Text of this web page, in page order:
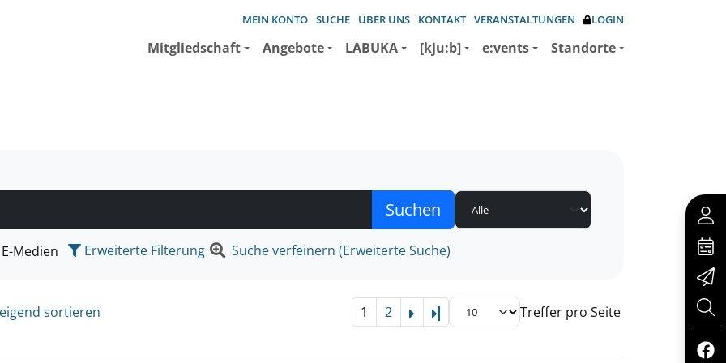
MEIN KONTO SUCHE ÜBER UNS KONTAKT VERANSTALTUNGEN LOGIN
Mitgliedschaft Angebote LABUKA [kju:b] e:vents Standorte
suchen wollen.
E-Medien Erweiterte Filterung Suche verfeinern (Erweiterte Suche)
sortieren 1 2 Letzte Seite Treffer pro Seite